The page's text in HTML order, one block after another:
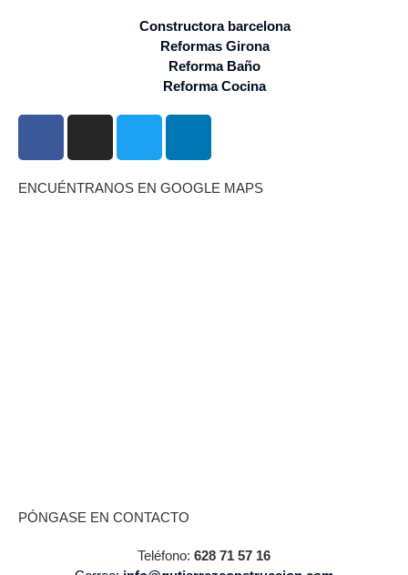
Constructora barcelona
Reformas Girona
Reforma Baño
Reforma Cocina
ENCUÉNTRANOS EN GOOGLE MAPS
PÓNGASE EN CONTACTO
Teléfono: 628 71 57 16